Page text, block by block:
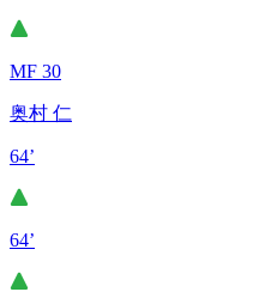
MF 30
奥村 仁
64’
64’